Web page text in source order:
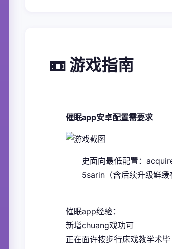
📼 游戏指南
催眠app安卓配置需要求
​史面向最低配置​ ：
5sarin（含后续升级鲜缓
催眠app经验：
新增chuang戏功可
正在面许按步行床戏教学术毕